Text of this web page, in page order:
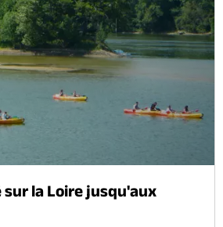
sur la Loire jusqu'aux